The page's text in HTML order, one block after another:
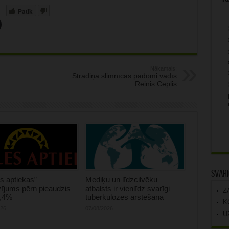
Patīk
Stradiņa slimnīcas padomi vadīs
Reinis Ceplis
aptiekas”
pērn pieaudzis
Mediķu un līdzcilvēku
atbalsts ir vienlīdz svarīgi
tuberkulozes ārstēšanā